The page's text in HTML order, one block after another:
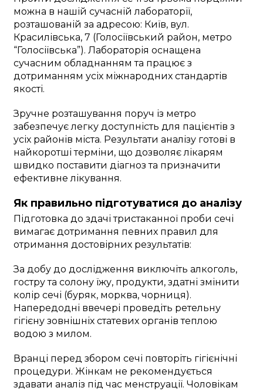
можна в нашій сучасній лабораторії,
розташованій за адресою: Київ, вул.
Красилівська, 7 (Голосіївський район, метро
“Голосіївська”). Лабораторія оснащена
сучасним обладнанням та працює з
дотриманням усіх міжнародних стандартів
якості.
Зручне розташування поруч із метро
забезпечує легку доступність для пацієнтів з
усіх районів міста. Результати аналізу готові в
найкоротші терміни, що дозволяє лікарям
швидко поставити діагноз та призначити
ефективне лікування.
Як правильно підготуватися до аналізу
Підготовка до здачі тристаканної проби сечі
вимагає дотримання певних правил для
отримання достовірних результатів:
За добу до дослідження виключіть алкоголь,
гостру та солону їжу, продукти, здатні змінити
колір сечі (буряк, морква, чорниця).
Напередодні ввечері проведіть ретельну
гігієну зовнішніх статевих органів теплою
водою з милом.
Вранці перед збором сечі повторіть гігієнічні
процедури. Жінкам не рекомендується
здавати аналіз під час менструації. Чоловікам